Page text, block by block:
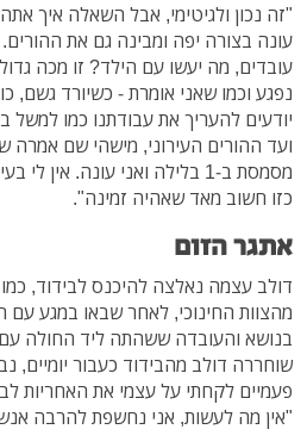
"זה נכון ולגיטימי, אבל השאלה איך
עונה בצורה יפה ומבינה גם את
עובדים, מה יעשו עם הילד? זו מכה
נפגע וכמו שאני אומרת - כשיורד גשם,
יודעים להעריך את עבודתנו כמו
ועד ההורים העירוני, מישהי שם אמרה
מסמסת ב-1 בלילה ואני עונה.
כזו חשוב מאד שאהיה זמינה".
אתגר הזום
דולב עצמה נאלצה להיכנס לבידוד,
מהצוות החינוכי, לאחר שבאו במגע
בנושא והעובדה ששהתה ליד החולה
שוחררה דולב מהבידוד כעבור יומיים,
פעמיים לקחתי על עצמי את האחריות
"אין מה לעשות, אני נחשפת להרבה